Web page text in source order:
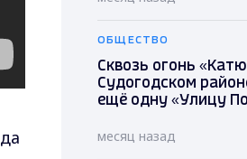
ОБЩЕСТВО
Сквозь огонь
Судогодском
ещё одну «Улицу
месяц назад